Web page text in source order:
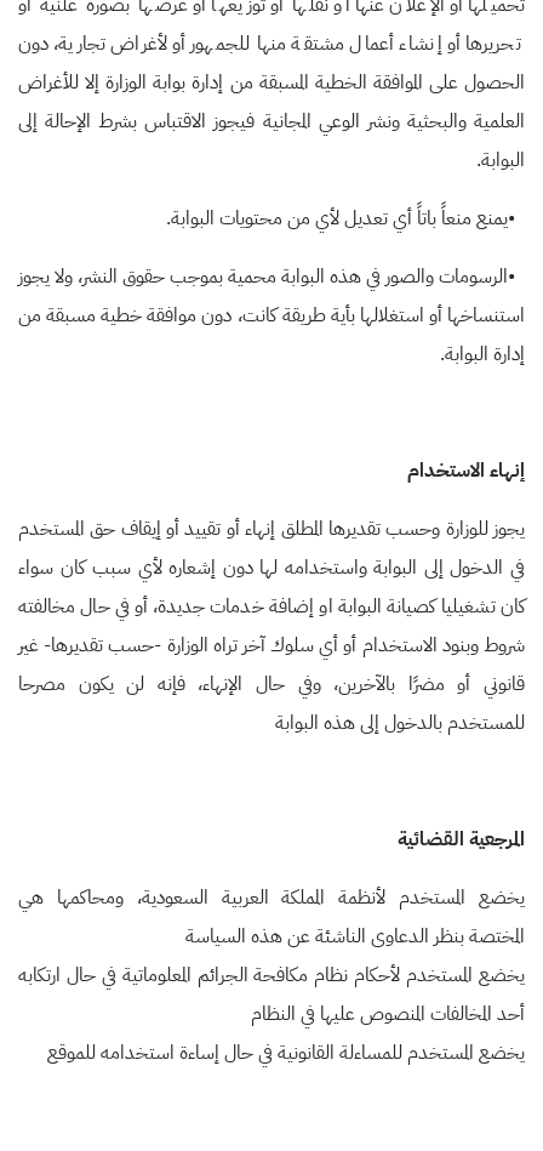
تحريرها أو إنشاء أعمال مشتقة منها للجمهور أو لأغراض تجارية، دون
الحصول على الموافقة الخطية المسبقة من إدارة بوابة الوزارة إلا للأغراض
العلمية والبحثية ونشر الوعي المجانية فيجوز الاقتباس بشرط الإحالة إلى
البوابة.
•يمنع منعاً باتاً أي تعديل لأي من محتويات البوابة.
•الرسومات والصور في هذه البوابة محمية بموجب حقوق النشر، ولا يجوز
استنساخها أو استغلالها بأية طريقة كانت، دون موافقة خطية مسبقة من
إدارة البوابة.
إنهاء الاستخدام
يجوز للوزارة وحسب تقديرها المطلق إنهاء أو تقييد أو إيقاف حق المستخدم
في الدخول إلى البوابة واستخدامه لها دون إشعاره لأي سبب كان سواء
كان تشغيليا كصيانة البوابة او إضافة خدمات جديدة، أو في حال مخالفته
شروط وبنود الاستخدام أو أي سلوك آخر تراه الوزارة -حسب تقديرها- غير
قانوني أو مضرًا بالآخرين، وفي حال الإنهاء، فإنه لن يكون مصرحا
للمستخدم بالدخول إلى هذه البوابة
المرجعية القضائية
يخضع المستخدم لأنظمة المملكة العربية السعودية، ومحاكمها هي
المختصة بنظر الدعاوى الناشئة عن هذه السياسة
يخضع المستخدم لأحكام نظام مكافحة الجرائم المعلوماتية في حال ارتكابه
أحد المخالفات المنصوص عليها في النظام
يخضع المستخدم للمساءلة القانونية في حال إساءة استخدامه للموقع